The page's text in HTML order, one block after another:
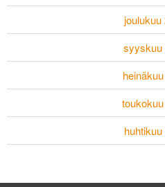
joulukuu
syyskuu
huhtikuu